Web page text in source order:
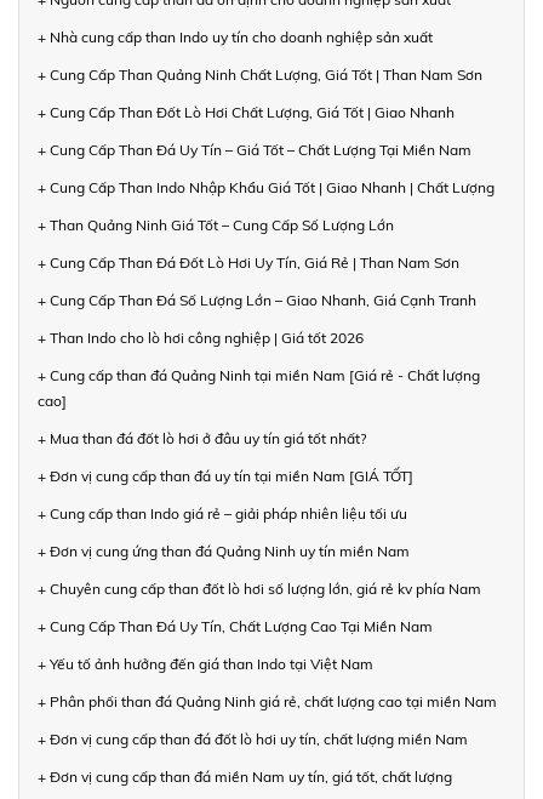
+ Nhà cung cấp than Indo uy tín cho doanh nghiệp sản xuất
+ Cung Cấp Than Quảng Ninh Chất Lượng, Giá Tốt | Than Nam Sơn
+ Cung Cấp Than Đốt Lò Hơi Chất Lượng, Giá Tốt | Giao Nhanh
+ Cung Cấp Than Đá Uy Tín – Giá Tốt – Chất Lượng Tại Miền Nam
+ Cung Cấp Than Indo Nhập Khẩu Giá Tốt | Giao Nhanh | Chất Lượng
+ Than Quảng Ninh Giá Tốt – Cung Cấp Số Lượng Lớn
+ Cung Cấp Than Đá Đốt Lò Hơi Uy Tín, Giá Rẻ | Than Nam Sơn
+ Cung Cấp Than Đá Số Lượng Lớn – Giao Nhanh, Giá Cạnh Tranh
+ Than Indo cho lò hơi công nghiệp | Giá tốt 2026
+ Cung cấp than đá Quảng Ninh tại miền Nam [Giá rẻ - Chất lượng
cao]
+ Mua than đá đốt lò hơi ở đâu uy tín giá tốt nhất?
+ Đơn vị cung cấp than đá uy tín tại miền Nam [GIÁ TỐT]
+ Cung cấp than Indo giá rẻ – giải pháp nhiên liệu tối ưu
+ Đơn vị cung ứng than đá Quảng Ninh uy tín miền Nam
+ Chuyên cung cấp than đốt lò hơi số lượng lớn, giá rẻ kv phía Nam
+ Cung Cấp Than Đá Uy Tín, Chất Lượng Cao Tại Miền Nam
+ Yếu tố ảnh hưởng đến giá than Indo tại Việt Nam
+ Phân phối than đá Quảng Ninh giá rẻ, chất lượng cao tại miền Nam
+ Đơn vị cung cấp than đá đốt lò hơi uy tín, chất lượng miền Nam
+ Đơn vị cung cấp than đá miền Nam uy tín, giá tốt, chất lượng